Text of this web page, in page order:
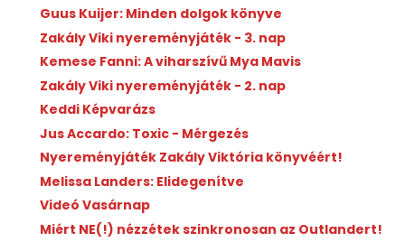
Guus Kuijer: Minden dolgok könyve
Zakály Viki nyereményjáték - 3. nap
Kemese Fanni: A viharszívű Mya Mavis
Zakály Viki nyereményjáték - 2. nap
Keddi Képvarázs
Jus Accardo: Toxic - Mérgezés
Nyereményjáték Zakály Viktória könyvéért!
Melissa Landers: Elidegenítve
Videó Vasárnap
Miért NE(!) nézzétek szinkronosan az Outlandert!